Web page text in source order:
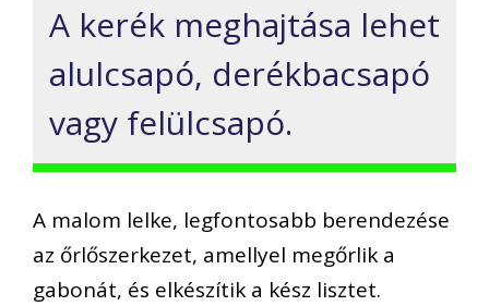
A kerék meghajtása lehet
alulcsapó, derékbacsapó
vagy felülcsapó.
A malom lelke, legfontosabb berendezése
az őrlőszerkezet, amellyel megőrlik a
gabonát, és elkészítik a kész lisztet.